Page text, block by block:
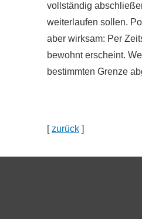
vollständig
weiterlaufen sollen.
aber wirksam: Per
bewohnt erscheint.
bestimmten Grenze
[zurück ]